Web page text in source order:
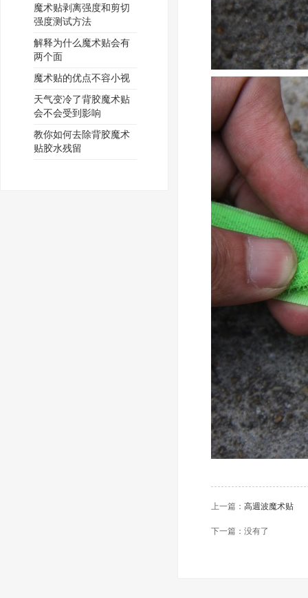
魔术贴剥离强度和剪切
强度测试方法
解释为什么魔术贴会有
两个面
魔术贴的优点不容小视
天气变冷了背胶魔术贴
会不会受到影响
教你如何去除背胶魔术
贴胶水残留
上一篇： 高週波魔术贴
下一篇：没有了